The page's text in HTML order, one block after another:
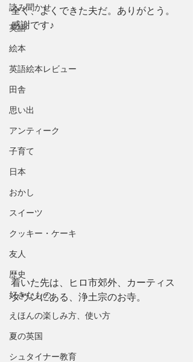
読み聞かせ
英語
絵本
英語絵本レビュー
田舎
思い出
アンティーク
子育て
日本
おかし
スイーツ
クッキー・ケーキ
友人
歴史
好きなもの
えほんの楽しみ方、使い方
夏の英国
シュタイナー教育
全く、よくできた夫だ。ありがとう。
感謝です♪
着いた先は、ヒロ市郊外、カーティス
タウンにある、浄土宗のお寺。